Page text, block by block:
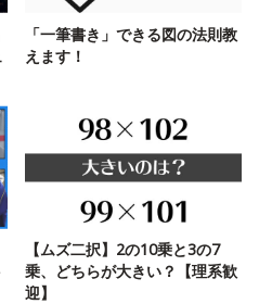
「一筆書き」できる図の法則教
えます！
【ムズ二択】2の10乗と3の7
乗、どちらが大きい？【理系歓
迎】